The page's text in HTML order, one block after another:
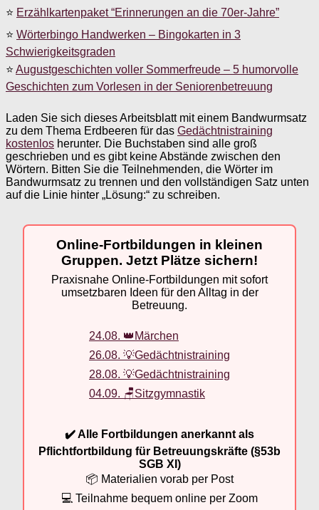
⭐ Erzählkartenpaket “Erinnerungen an die 70er-Jahre”
⭐ Wörterbingo Handwerken – Bingokarten in 3
Schwierigkeitsgraden
⭐ Augustgeschichten voller Sommerfreude – 5 humorvolle
Geschichten zum Vorlesen in der Seniorenbetreuung
Laden Sie sich dieses Arbeitsblatt mit einem Bandwurmsatz
zu dem Thema Erdbeeren für das Gedächtnistraining
kostenlos herunter. Die Buchstaben sind alle groß
geschrieben und es gibt keine Abstände zwischen den
Wörtern. Bitten Sie die Teilnehmenden, die Wörter im
Bandwurmsatz zu trennen und den vollständigen Satz unten
auf die Linie hinter „Lösung:“ zu schreiben.
Online-Fortbildungen in kleinen
Gruppen. Jetzt Plätze sichern!
Praxisnahe Online-Fortbildungen mit sofort
umsetzbaren Ideen für den Alltag in der
Betreuung.
24.08. 👑Märchen
26.08. 💡Gedächtnistraining
28.08. 💡Gedächtnistraining
04.09. 🪑Sitzgymnastik
✔️ Alle Fortbildungen anerkannt als
Pflichtfortbildung für Betreuungskräfte (§53b
SGB XI)
📦 Materialien vorab per Post
💻 Teilnahme bequem online per Zoom